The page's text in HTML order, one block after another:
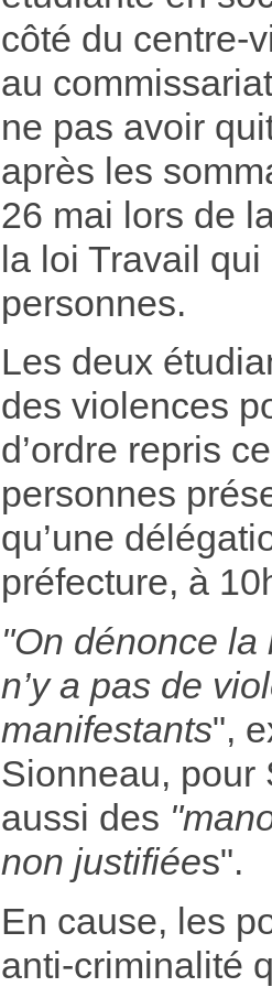
côté du centre-
au
ne pas avoir
après les
26 mai lors de
la loi Travail
personnes.
Les deux
des violences
d’ordre repris
personnes
qu’une
préfecture, à
"On dénonce
n’y a pas de
manifestants",
Sionneau, pour
aussi des
non justifiées".
En cause, les
anti-criminalité